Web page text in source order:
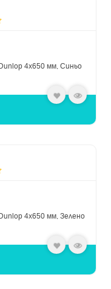
4x650 мм, Синьо
4x650 мм, Зелено